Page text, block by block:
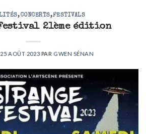
,CONCERTS,FESTIVALS
21ème édition
25 AOÛT 2023 PAR GWEN SÉNAN